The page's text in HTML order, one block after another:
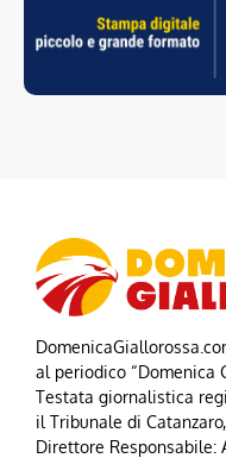
al periodico “Domenica
Testata giornalistica
il Tribunale di
Direttore Responsabile: